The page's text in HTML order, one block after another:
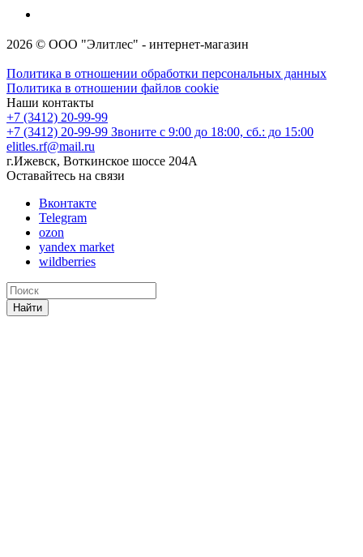
2026 © ООО "Элитлес" - интернет-магазин
Политика в отношении обработки персональных данных
Политика в отношении файлов cookie
Наши контакты
+7 (3412) 20-99-99
+7 (3412) 20-99-99 Звоните с 9:00 до 18:00, сб.: до 15:00
elitles.rf@mail.ru
г.Ижевск, Воткинское шоссе 204А
Оставайтесь на связи
Вконтакте
Telegram
ozon
yandex market
wildberries
Найти